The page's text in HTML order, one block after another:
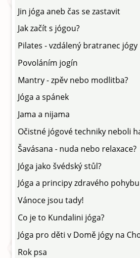
Jin jóga aneb čas se zastavit
Jak začít s jógou?
Pilates - vzdálený bratranec jógy
Povoláním jogín
Mantry - zpěv nebo modlitba?
Jóga a spánek
Jama a nijama
Očistné jógové techniky neboli
Šavásana - nuda nebo relaxace?
Jóga jako švédský stůl?
Jóga a principy zdravého pohybu
Vánoce jsou tady!
Co je to Kundalini jóga?
Jóga pro děti v Domě jógy na
Rok psa